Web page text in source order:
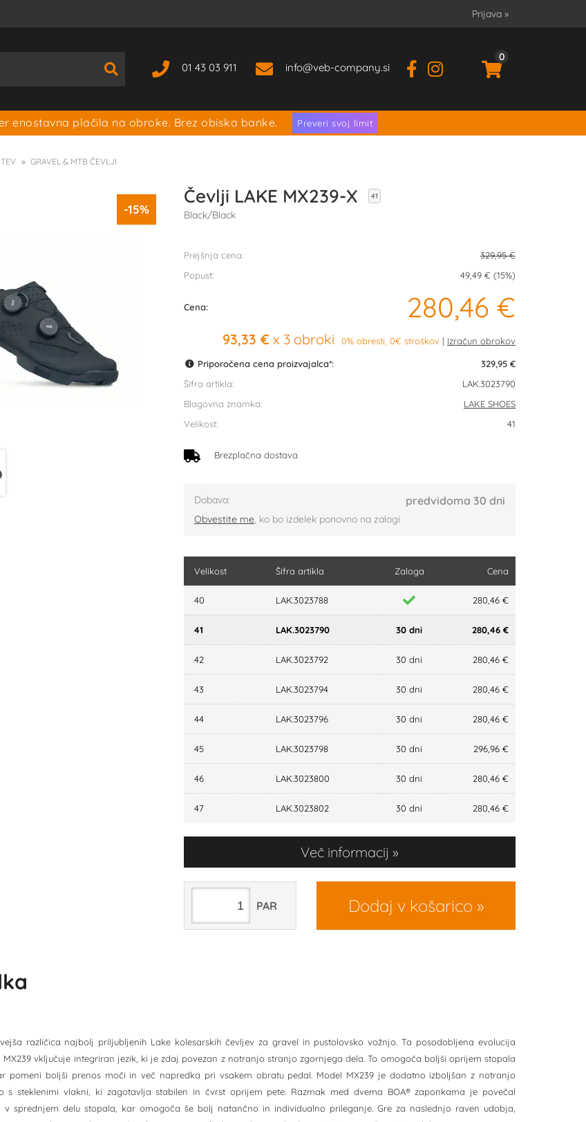
Prijava »
01 43 03 911 info veb-company.si
0
enostavna plačila na obroke. Brez obiska banke. Preveri svoj limit
GRAVEL & MTB ČEVLJI
Čevlji LAKE MX239-X 41
Black/Black
-15%
Prejšnja cena:
329,95 €
Popust:
49,49 € (15%)
Cena: 280,46 €
93,33 € x 3 obroki 0% obresti, 0€ stroškov
Priporočena cena proizvajalca*:
329,95 €
Šifra artikla:
LAK.3023790
Blagovna znamka:
LAKE SHOES
Velikost:
41
Brezplačna dostava
Dobava: predvidoma 30 dni
Obvestite me, ko bo izdelek ponovno na zalogi
Velikost Šifra artikla Zaloga Cena
40 LAK.3023788 280,46 €
41 LAK.3023790 30 dni 280,46 €
42 LAK.3023792 30 dni 280,46 €
43 LAK.3023794 30 dni 280,46 €
44 LAK.3023796 30 dni 280,46 €
45 LAK.3023798 30 dni 296,96 €
46 LAK.3023800 30 dni 280,46 €
47 LAK.3023802 30 dni 280,46 €
Več informacij
Dodaj v košarico
PAR
različica najbolj priljubljenih Lake kolesarskih čevljev za gravel in pustolovsko vožnjo. Ta posodobljena evolucija
MX239 vključuje integriran jezik, ki je zdaj povezan z notranjo stranjo zgornjega dela. To omogoča boljši oprijem stopala
pomeni boljši prenos moči in več napredka pri vsakem obratu pedal. Model MX239 je dodatno izboljšan z notranjo
s steklenimi vlakni, ki zagotavlja stabilen in čvrst oprijem pete. Razmak med dvema BOA® zaponkama je povečal
sprednjem delu stopala, kar omogoča še bolj natančno in individualno prileganje. Gre za naslednjo raven udobja,